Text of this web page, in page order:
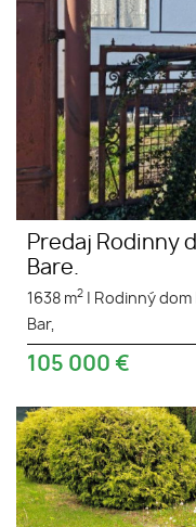
Predaj Rodinny
Bare.
1638 m2 Rodinný dom
Bar,
105 000 €
5-izbový r. dom na
pozemku a 250
Thermalparku DS